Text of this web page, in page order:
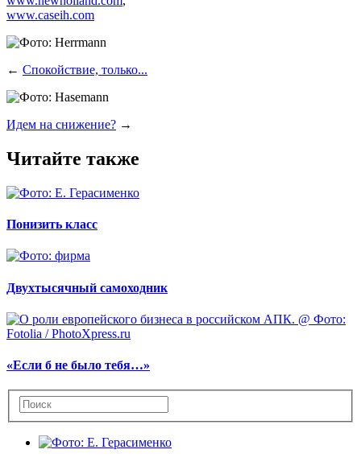
www.caseih.com
← Спокойствие, только...
Идем на снижение? →
Читайте также
Понизить класс
Двухтысячный самоходник
«Если б не было тебя…»